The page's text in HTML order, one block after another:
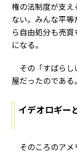
権の法制度が支
ない。みんな平
ら自由処分も売
になる。
その「すばらし
屋だったのである。
イデオロギー
そのころのアメ